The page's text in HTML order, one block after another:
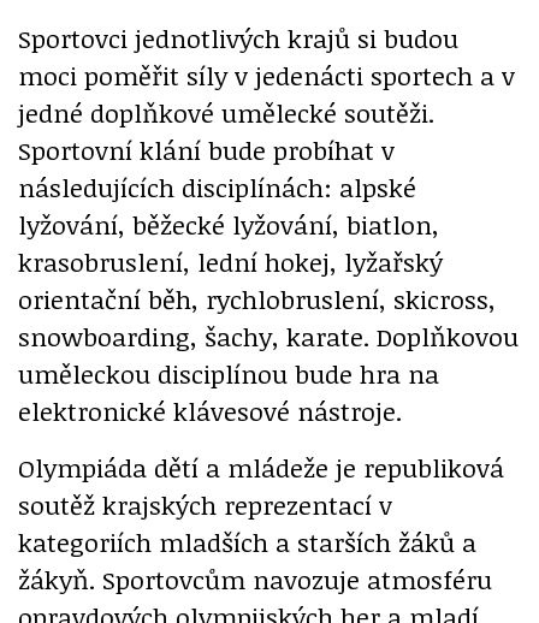
Sportovci jednotlivých krajů si budou
moci poměřit síly v jedenácti sportech a v
jedné doplňkové umělecké soutěži.
Sportovní klání bude probíhat v
následujících disciplínách: alpské
lyžování, běžecké lyžování, biatlon,
krasobruslení, lední hokej, lyžařský
orientační běh, rychlobruslení, skicross,
snowboarding, šachy, karate. Doplňkovou
uměleckou disciplínou bude hra na
elektronické klávesové nástroje.
Olympiáda dětí a mládeže je republiková
soutěž krajských reprezentací v
kategoriích mladších a starších žáků a
žákyň. Sportovcům navozuje atmosféru
opravdových olympijských her a mladí